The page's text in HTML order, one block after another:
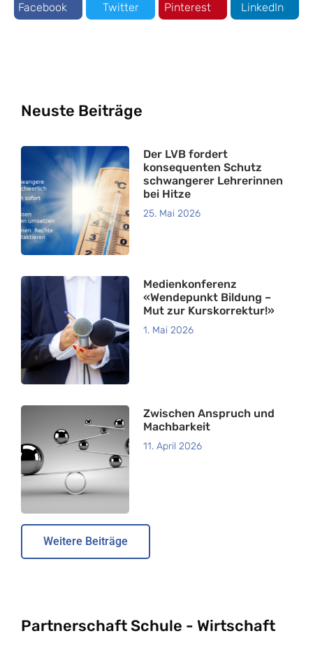
Facebook Twitter Pinterest LinkedIn
Neuste Beiträge
Der LVB fordert
konsequenten Schutz
schwangerer Lehrerinnen
bei Hitze
25. Mai 2026
Medienkonferenz
«Wendepunkt Bildung –
Mut zur Kurskorrektur!»
1. Mai 2026
Zwischen Anspruch und
Machbarkeit
11. April 2026
Weitere Beiträge
Partnerschaft Schule - Wirtschaft